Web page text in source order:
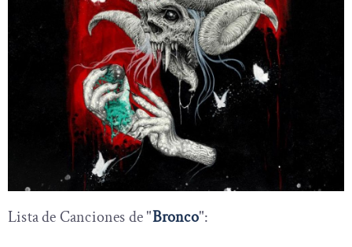
Lista de Canciones de "Bronco":